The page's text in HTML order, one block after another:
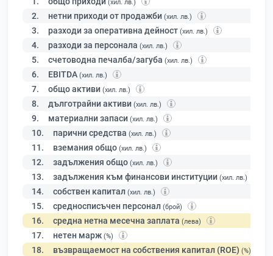
(хил. лв.)
2. нетни приходи от продажби (хил. лв.)
3. разходи за оперативна дейност (хил. лв.)
4. разходи за персонала (хил. лв.)
5. счетоводна печалба/загуба (хил. лв.)
6. EBITDA (хил. лв.)
7. общо активи (хил. лв.)
8. дълготрайни активи (хил. лв.)
9. материални запаси (хил. лв.)
10. парични средства (хил. лв.)
11. вземания общо (хил. лв.)
12. задължения общо (хил. лв.)
13. задължения към финансови институции (хил. лв.)
14. собствен капитал (хил. лв.)
15. средносписъчен персонал (брой)
16. средна нетна месечна заплата (лева)
17. нетен марж (%)
18. възвращаемост на собствения капитал (ROE) (%)